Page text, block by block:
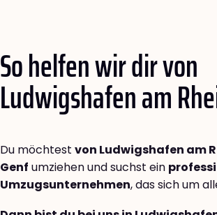
So helfen wir dir von
Ludwigshafen am
Du möchtest von Ludwigshafen am
Genf umziehen und suchst ein
Umzugsunternehmen, das sich um